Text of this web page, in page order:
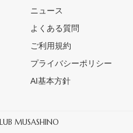
ニュース
よくある質問
ご利用規約
プライバシーポリシー
AI基本方針
MUSASHINO